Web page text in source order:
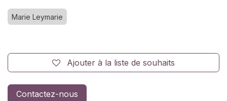
Marie Leymarie
Ajouter à la liste de souhaits
Contactez-nous